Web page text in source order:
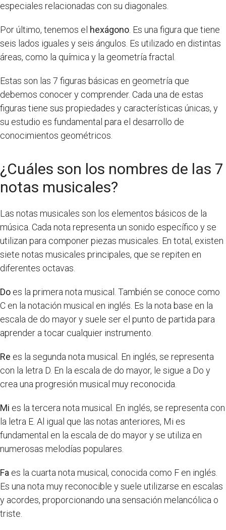
especiales relacionadas con su diagonales.
Por último, tenemos el hexágono . Es una figura que tiene
seis lados iguales y seis ángulos. Es utilizado en distintas
áreas, como la química y la geometría fractal.
Estas son las 7 figuras básicas en geometría que
debemos conocer y comprender. Cada una de estas
figuras tiene sus propiedades y características únicas, y
su estudio es fundamental para el desarrollo de
conocimientos geométricos.
¿Cuáles son los nombres de las 7
notas musicales?
Las notas musicales son los elementos básicos de la
música. Cada nota representa un sonido específico y se
utilizan para componer piezas musicales. En total, existen
siete notas musicales principales, que se repiten en
diferentes octavas.
Do es la primera nota musical. También se conoce como
C en la notación musical en inglés. Es la nota base en la
escala de do mayor y suele ser el punto de partida para
aprender a tocar cualquier instrumento.
Re es la segunda nota musical. En inglés, se representa
con la letra D. En la escala de do mayor, le sigue a Do y
crea una progresión musical muy reconocida.
Mi es la tercera nota musical. En inglés, se representa con
la letra E. Al igual que las notas anteriores, Mi es
fundamental en la escala de do mayor y se utiliza en
numerosas melodías populares.
Fa es la cuarta nota musical, conocida como F en inglés.
Es una nota muy reconocible y suele utilizarse en escalas
y acordes, proporcionando una sensación melancólica o
triste.